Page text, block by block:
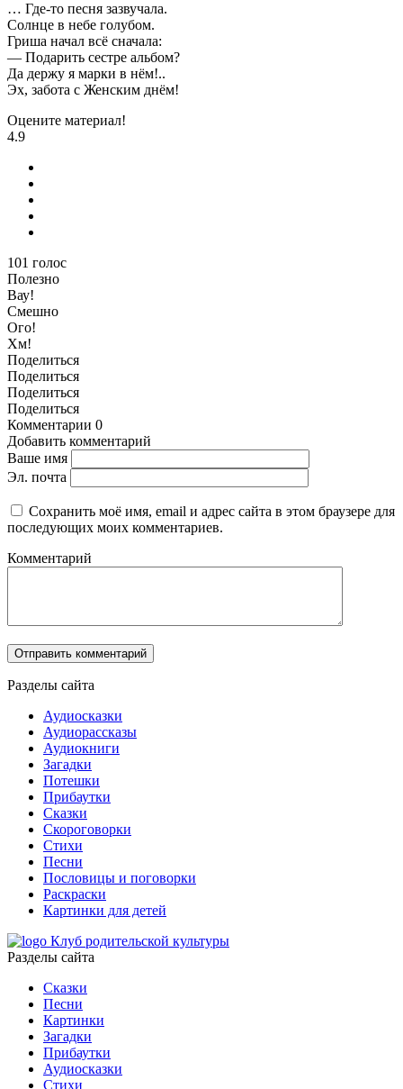
… Где-то песня зазвучала.
Солнце в небе голубом.
Гриша начал всё сначала:
— Подарить сестре альбом?
Да держу я марки в нём!..
Эх, забота с Женским днём!
Оцените материал!
4.9
101 голос
Полезно
Вау!
Смешно
Ого!
Хм!
Поделиться
Поделиться
Поделиться
Поделиться
Комментарии 0
Добавить комментарий
Ваше имя
Эл. почта
Сохранить моё имя, email и адрес сайта в этом браузере для
последующих моих комментариев.
Комментарий
Разделы сайта
Аудиосказки
Аудиорассказы
Аудиокниги
Загадки
Потешки
Прибаутки
Сказки
Скороговорки
Стихи
Песни
Пословицы и поговорки
Раскраски
Картинки для детей
Клуб родительской культуры
Разделы сайта
Сказки
Песни
Картинки
Загадки
Прибаутки
Аудиосказки
Стихи